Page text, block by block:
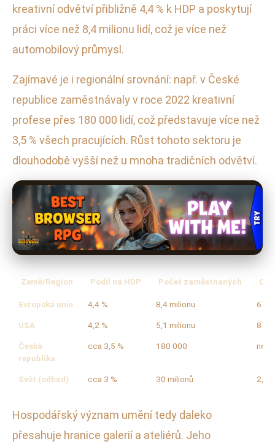
kreativní odvětví přibližně 4,4 % k HDP a poskytují
práci více než 8,4 milionu lidí, což je více než
automobilový průmysl.
Zajímavé je i regionální srovnání: např. v České
republice zaměstnávaly v roce 2022 kreativní
profese přes 180 000 lidí, což představuje více než
3,5 % všech pracujících. Růst tohoto sektoru je
dlouhodobě vyšší než u mnoha tradičních odvětví.
Země/Region Podíl na HDP Počet zaměstnaných
Evropská unie 4,4 % 8,4 milionu 674
USA 4,2 % 5,1 milionu 877
Česká
republika
cca 3,5 % 180 000
Svět (odhad) cca 3 % 30 milionů 2,25
Hospodářský význam umění tedy daleko
přesahuje hranice galerií a ateliérů. Jeho